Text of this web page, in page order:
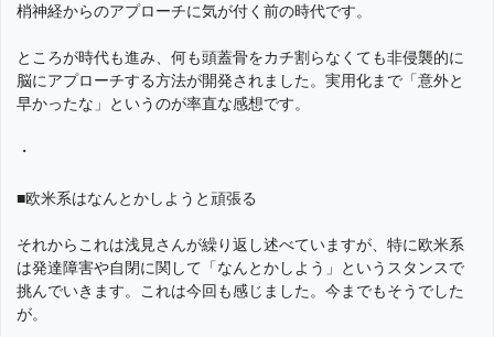
梢神経からのアプローチに気が付く前の時代です。
ところが時代も進み、何も頭蓋骨をカチ割らなくても非侵襲的に
脳にアプローチする方法が開発されました。実用化まで「意外と
早かったな」というのが率直な感想です。
・
■欧米系はなんとかしようと頑張る
それからこれは浅見さんが繰り返し述べていますが、特に欧米系
は発達障害や自閉に関して「なんとかしよう」というスタンスで
挑んでいきます。これは今回も感じました。今までもそうでした
が。